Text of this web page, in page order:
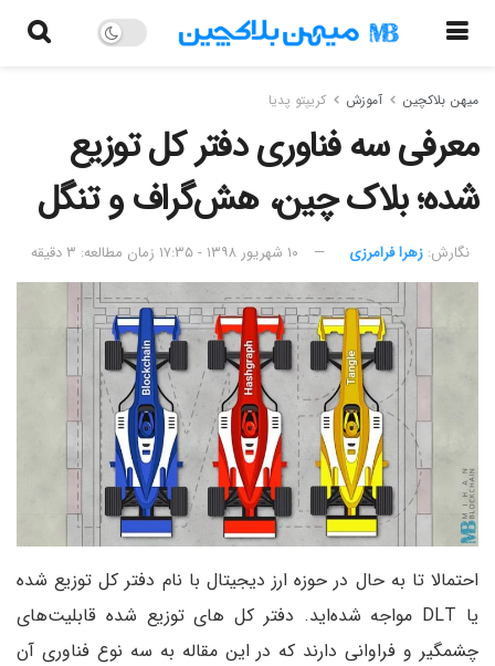
میهن بلاکچین آموزش کریپتو پدیا
معرفی سه فناوری دفتر کل توزیع
شده؛ بلاک چین، هش‌گراف و تنگل
نگارش:‌ زهرا فرامرزی ۱۰ شهریور ۱۳۹۸ - ۱۷:۳۵ زمان مطالعه: ۳ دقیقه
احتمالا تا به حال در حوزه ارز دیجیتال با نام دفتر کل توزیع شده
یا DLT مواجه شده‌اید. دفتر کل های توزیع شده قابلیت‌های
چشمگیر و فراوانی دارند که در این مقاله به سه نوع فناوری آن